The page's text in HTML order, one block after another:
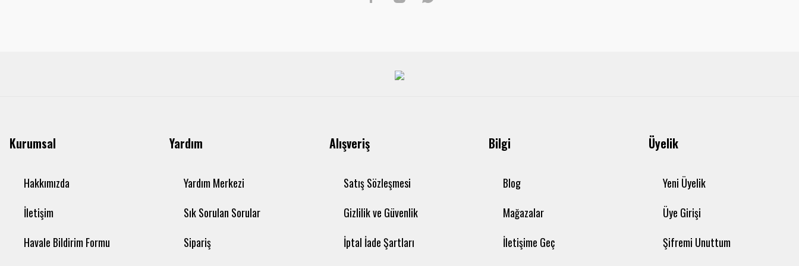
Kurumsal
Hakkımızda
İletişim
Havale Bildirim Formu
Yardım
Yardım Merkezi
Sık Sorulan Sorular
Sipariş
Alışveriş
Satış Sözleşmesi
Gizlilik ve Güvenlik
İptal İade Şartları
Bilgi
Blog
Mağazalar
İletişime Geç
Üyelik
Yeni Üyelik
Üye Girişi
Şifremi Unuttum